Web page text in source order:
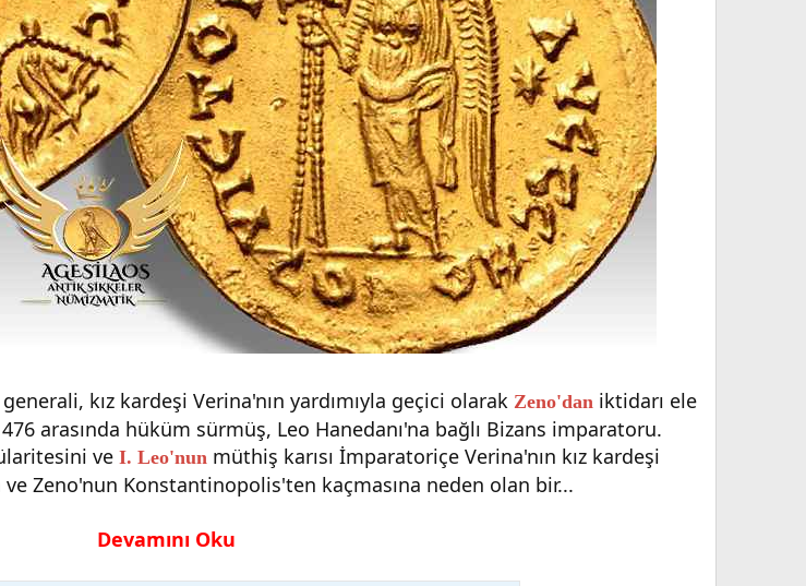
kız kardeşi Verina'nın yardımıyla geçici olarak Zeno'dan iktidarı ele
arasında hüküm sürmüş, Leo Hanedanı'na bağlı Bizans imparatoru.
ve I. Leo'nun müthiş karısı İmparatoriçe Verina'nın kız kardeşi
Zeno'nun Konstantinopolis'ten kaçmasına neden olan bir...
Devamını Oku